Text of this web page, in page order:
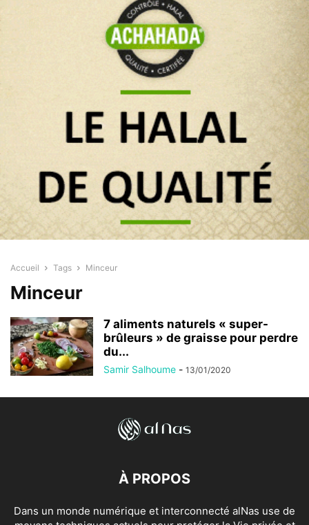
Accueil Tags Minceur
Minceur
7 aliments naturels « super-
brûleurs » de graisse pour perdre
du...
Samir Salhoume - 13/01/2020
À PROPOS
Dans un monde numérique et interconnecté alNas use de